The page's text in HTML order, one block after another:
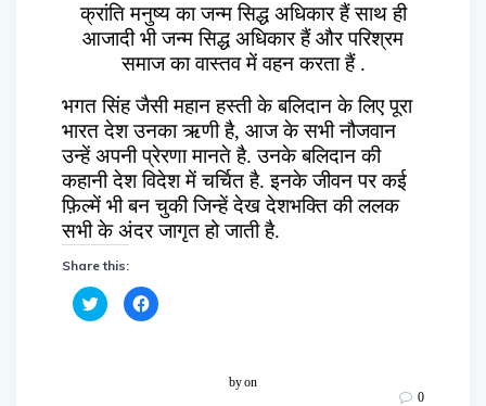
क्रांति मनुष्य का जन्म सिद्ध अधिकार हैं साथ ही
आजादी भी जन्म सिद्ध अधिकार हैं और परिश्रम
समाज का वास्तव में वहन करता हैं .
भगत सिंह जैसी महान हस्ती के बलिदान के लिए पूरा
भारत देश उनका ऋणी है, आज के सभी नौजवान
उन्हें अपनी प्रेरणा मानते है. उनके बलिदान की
कहानी देश विदेश में चर्चित है. इनके जीवन पर कई
फ़िल्में भी बन चुकी जिन्हें देख देशभक्ति की ललक
सभी के अंदर जागृत हो जाती है.
Share this:
C
l
C
l
byon
0